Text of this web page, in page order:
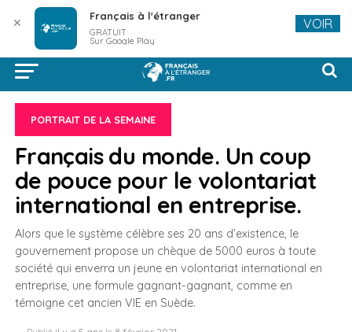
PORTRAIT DE LA SEMAINE
Français du monde. Un coup
de pouce pour le volontariat
international en entreprise.
Alors que le système célèbre ses 20 ans d’existence, le
gouvernement propose un chèque de 5000 euros à toute
société qui enverra un jeune en volontariat international en
entreprise, une formule gagnant-gagnant, comme en
témoigne cet ancien VIE en Suède.
✕ Français à l'étranger
GRATUIT
Sur Google Play
VOIR